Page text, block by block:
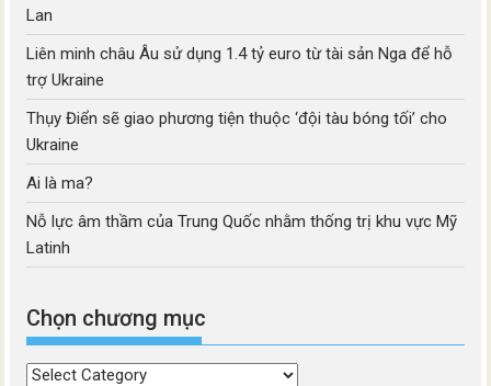
Lan
Liên minh châu Âu sử dụng 1.4 tỷ euro từ tài sản Nga để hỗ
trợ Ukraine
Thụy Điển sẽ giao phương tiện thuộc ‘đội tàu bóng tối’ cho
Ukraine
Ai là ma?
Nỗ lực âm thầm của Trung Quốc nhằm thống trị khu vực Mỹ
Latinh
Chọn chương mục
Chọn